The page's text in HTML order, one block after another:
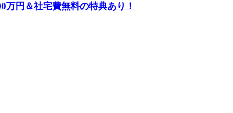
円＆社宅費無料の特典あり！